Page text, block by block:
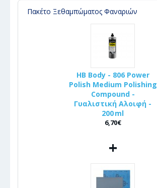
Πακέτο Ξεθαμπώματος Φαναριών
HB Body - 806 Power
Polish Medium Polishing
Compound -
Γυαλιστική Αλοιφή -
200 ml
6,70€
+